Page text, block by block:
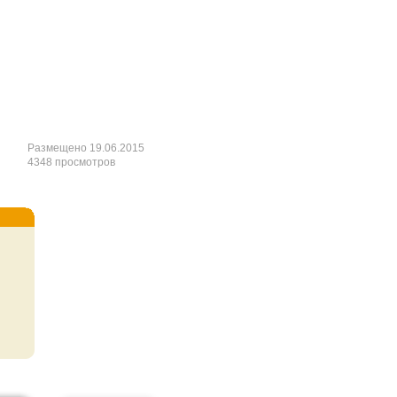
Размещено 19.06.2015
4348 просмотров